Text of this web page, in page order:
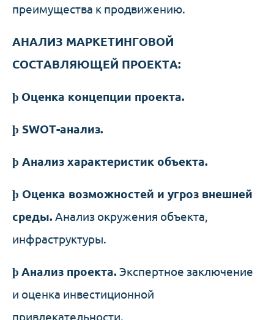
преимущества к продвижению.
АНАЛИЗ МАРКЕТИНГОВОЙ
СОСТАВЛЯЮЩЕЙ ПРОЕКТА:
þ Оценка концепции проекта.
þ SWOT-анализ.
þ Анализ характеристик объекта.
þ Оценка возможностей и угроз внешней
среды. Анализ окружения объекта,
инфраструктуры.
þ Анализ проекта. Экспертное заключение
и оценка инвестиционной